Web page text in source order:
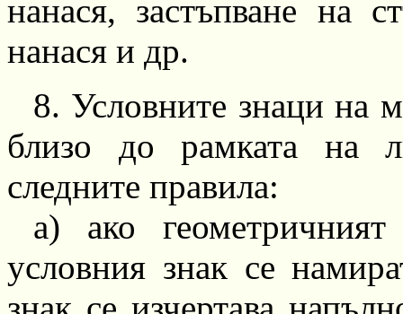
нанася, застъпване на
нанася и др.
8. Условните знаци на
близо до рамката на
следните правила:
а) ако
условния знак се